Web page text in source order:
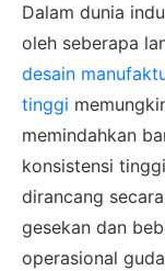
Dalam dunia
oleh seberapa
desain
tinggi
memindahkan
konsistensi
dirancang
gesekan dan
operasional